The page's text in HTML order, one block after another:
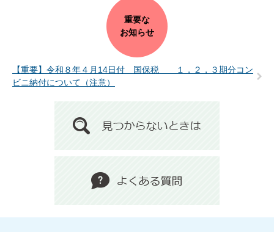
重要な
お知らせ
【重要】令和８年４月14日付 国保税 １，２，３期分コン
ビニ納付について（注意）